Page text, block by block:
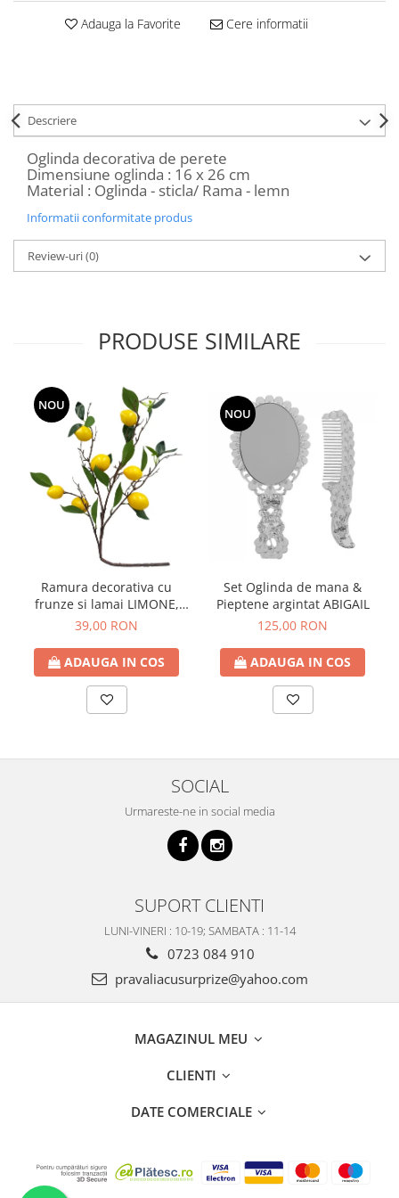
Sweet Wonderland
Decoratiuni Luminoase
Coronite & Ghirlande
Aromaterapie Craciun
Felicitari, Cutii si Pungi de Cadou
Adauga la Favorite Cere informatii
Descriere
Oglinda decorativa de perete
Dimensiune oglinda : 16 x 26 cm
Material : Oglinda - sticla/ Rama - lemn
Informatii conformitate produs
Review-uri(0)
PRODUSE SIMILARE
NOU
Ramura decorativa cu
frunze si lamai LIMONE,
65cm
39,00 RON
ADAUGA IN COS
NOU
Set Oglinda de mana &
Pieptene argintat ABIGAIL
125,00 RON
ADAUGA IN COS
SOCIAL
Urmareste-ne in social media
SUPORT CLIENTI
LUNI-VINERI : 10-19; SAMBATA : 11-14
0723 084 910
pravaliacusurprize@yahoo.com
MAGAZINUL MEU
CLIENTI
DATE COMERCIALE